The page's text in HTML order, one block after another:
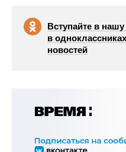
Вступайте в нашу
в
новостей